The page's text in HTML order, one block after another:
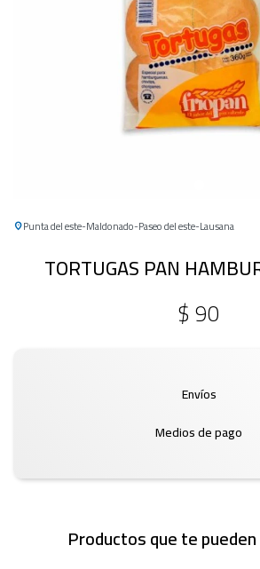
Punta del este Maldonado Paseo del este Lausana
TORTUGAS PAN
$90
Envíos
Medios de pago
Productos que te